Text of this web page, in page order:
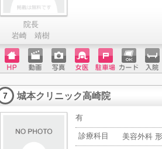
院長
岩崎 靖樹
ホーム
ページ
動画 写真 女医 駐車場クレジ
ットカ
入院
7 城本クリニック高崎院
有
診療科目
美容外科